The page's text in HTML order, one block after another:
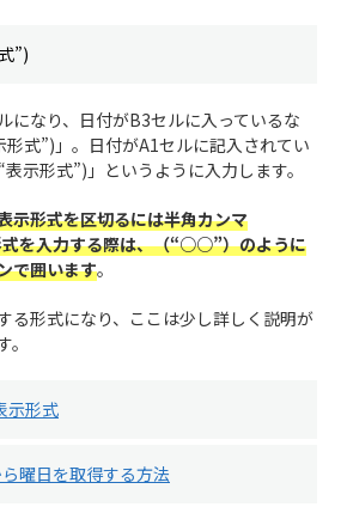
”)
になり、日付がB3セルに入っているな
式”)」。日付がA1セルに記入されてい
示形式”)」というように入力します。
示形式を区切るには半角カンマ
を入力する際は、（“○○”）のように
で囲います。
る形式になり、ここは少し詳しく説明が
示形式
曜日を取得する方法